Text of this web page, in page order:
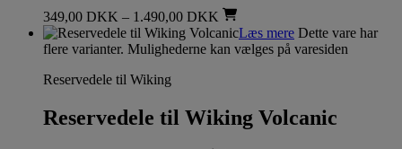
349,00 DKK – 1.490,00 DKK
Læs mere Dette vare har
flere varianter. Mulighederne kan vælges på varesiden
Reservedele til Wiking
Reservedele til Wiking Volcanic